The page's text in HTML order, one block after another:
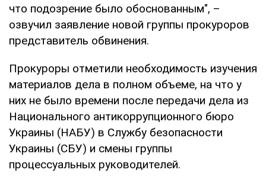
что подозрение было обоснованным", –
озвучил заявление новой группы прокуроров
представитель обвинения.
Прокуроры отметили необходимость изучения
материалов дела в полном объеме, на что у
них не было времени после передачи дела из
Национального антикоррупционного бюро
Украины (НАБУ) в Службу безопасности
Украины (СБУ) и смены группы
процессуальных руководителей.